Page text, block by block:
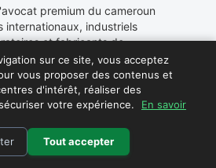
premium du cameroun
internationaux, industriels
et fabricants de
nous proposons à la vente de la
d'origine cameroun, obtenue à
sélectionnés, transformés
procédés permettant de
besoins acheteurs
sur ce site, vous acceptez
vous proposer des contenus et
d'intérêt, réaliser des
votre expérience.
En savoir
Tout accepter